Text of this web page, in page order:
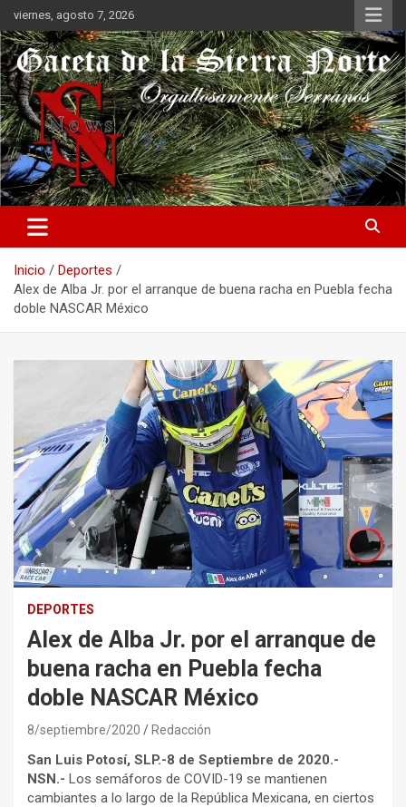
Saltar
al
contenido
viernes, agosto 7, 2026
Gaceta de la Sierra Norte
Orgullosamente Serranos
Inicio
Deportes
Alex de Alba Jr. por el arranque de buena racha en Puebla fecha
doble NASCAR México
DEPORTES
Alex de Alba Jr. por el arranque de
buena racha en Puebla fecha
doble NASCAR México
8/septiembre/2020 Redacción
San Luis Potosí, SLP.-8 de Septiembre de 2020.-
NSN.- Los semáforos de COVID-19 se mantienen
cambiantes a lo largo de la República Mexicana, en ciertos